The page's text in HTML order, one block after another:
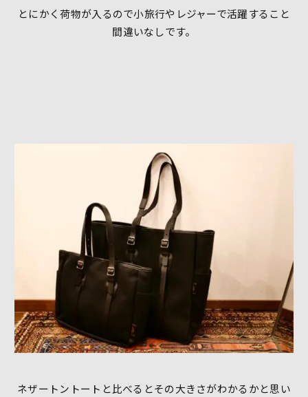
とにかく荷物が入るので小旅行やレジャーで活躍すること
間違いなしです。
ネザートントートと比べるとその大きさがわかるかと思い